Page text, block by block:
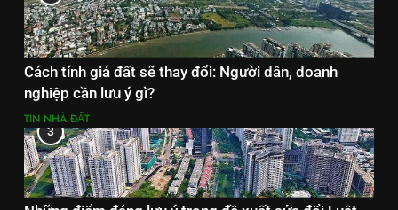
Cách tính giá đất sẽ thay đổi: Người dân, doanh
nghiệp cần lưu ý gì?
TIN NHÀ ĐẤT
3